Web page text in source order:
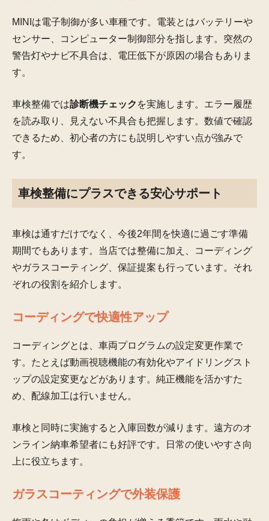
MINIは電子制御が多い車種です。電装とはバッテリーや
センサー、コンピューター制御部分を指します。突然の
警告灯やナビ不具合は、電圧低下が原因の場合もありま
す。
車検整備では診断機チェック を実施します。エラー履歴
を読み取り、見えない不具合も把握します。数値で確認
できるため、初心者の方にも説明しやすい点が強みで
す。
車検整備にプラスできる安心サポート
車検は通すだけでなく、今後2年間を快適に過ごす準備
期間でもあります。当店では整備に加え、コーディング
やガラスコーティング、保証提案も行っています。それ
ぞれの役割を紹介します。
コーディングで快適性アップ
コーディングとは、車両プログラムの設定変更作業で
す。たとえば動画視聴機能の有効化やアイドリングスト
ップの設定変更などがあります。純正機能を活かすた
め、配線加工は行いません。
車検と同時に実施すると入庫回数が減ります。遠方のオ
ンライン納車希望者にも好評です。日常の使いやすさ向
上に役立ちます。
ガラスコーティングで外装保護